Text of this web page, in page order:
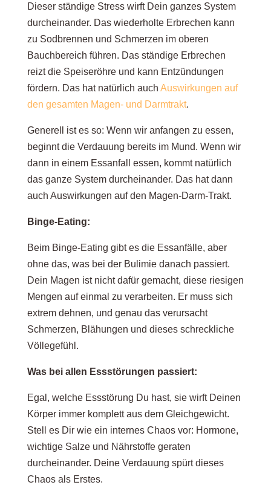
Dieser ständige Stress wirft Dein ganzes System
durcheinander. Das wiederholte Erbrechen kann
zu Sodbrennen und Schmerzen im oberen
Bauchbereich führen. Das ständige Erbrechen
reizt die Speiseröhre und kann Entzündungen
fördern. Das hat natürlich auch Auswirkungen auf
den gesamten Magen- und Darmtrakt.
Generell ist es so: Wenn wir anfangen zu essen,
beginnt die Verdauung bereits im Mund. Wenn wir
dann in einem Essanfall essen, kommt natürlich
das ganze System durcheinander. Das hat dann
auch Auswirkungen auf den Magen-Darm-Trakt.
Binge-Eating:
Beim Binge-Eating gibt es die Essanfälle, aber
ohne das, was bei der Bulimie danach passiert.
Dein Magen ist nicht dafür gemacht, diese riesigen
Mengen auf einmal zu verarbeiten. Er muss sich
extrem dehnen, und genau das verursacht
Schmerzen, Blähungen und dieses schreckliche
Völlegefühl.
Was bei allen Essstörungen passiert:
Egal, welche Essstörung Du hast, sie wirft Deinen
Körper immer komplett aus dem Gleichgewicht.
Stell es Dir wie ein internes Chaos vor: Hormone,
wichtige Salze und Nährstoffe geraten
durcheinander. Deine Verdauung spürt dieses
Chaos als Erstes.